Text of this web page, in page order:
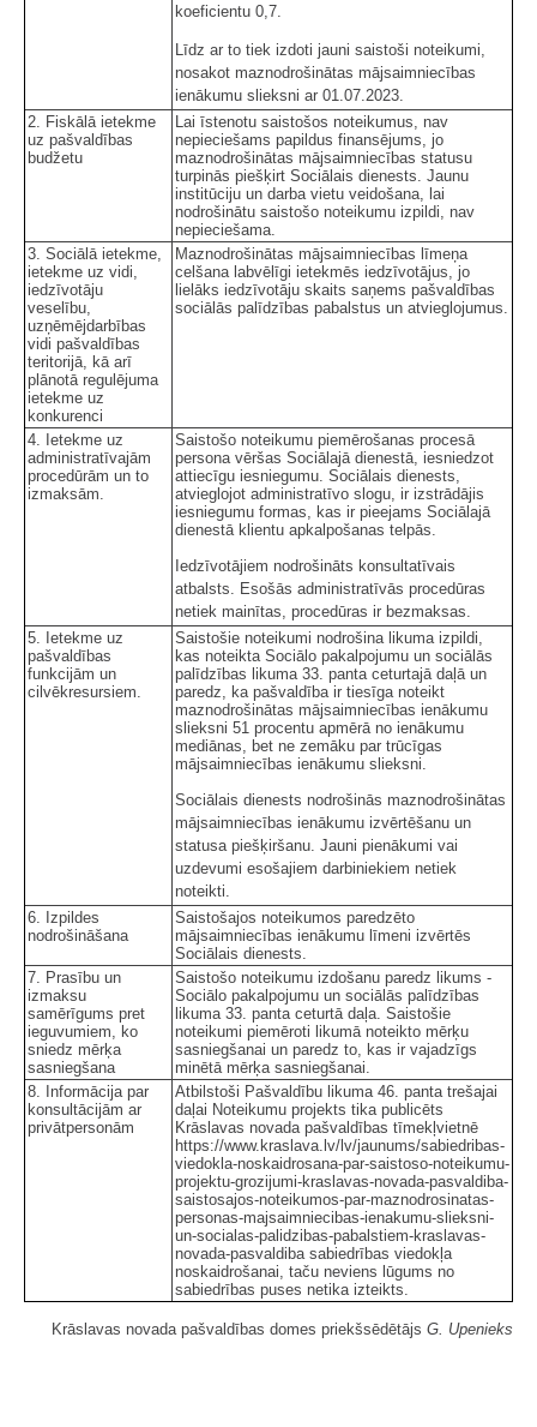
koeficientu 0,7.
Līdz ar to tiek izdoti jauni saistoši noteikumi,
nosakot maznodrošinātas mājsaimniecības
ienākumu slieksni ar 01.07.2023.
2. Fiskālā ietekme
uz pašvaldības
budžetu
Lai īstenotu saistošos noteikumus, nav
nepieciešams papildus finansējums, jo
maznodrošinātas mājsaimniecības statusu
turpinās piešķirt Sociālais dienests. Jaunu
institūciju un darba vietu veidošana, lai
nodrošinātu saistošo noteikumu izpildi, nav
nepieciešama.
3. Sociālā ietekme,
ietekme uz vidi,
iedzīvotāju
veselību,
uzņēmējdarbības
vidi pašvaldības
teritorijā, kā arī
plānotā regulējuma
ietekme uz
konkurenci
Maznodrošinātas mājsaimniecības līmeņa
celšana labvēlīgi ietekmēs iedzīvotājus, jo
lielāks iedzīvotāju skaits saņems pašvaldības
sociālās palīdzības pabalstus un atvieglojumus.
4. Ietekme uz
administratīvajām
procedūrām un to
izmaksām.
Saistošo noteikumu piemērošanas procesā
persona vēršas Sociālajā dienestā, iesniedzot
attiecīgu iesniegumu. Sociālais dienests,
atvieglojot administratīvo slogu, ir izstrādājis
iesniegumu formas, kas ir pieejams Sociālajā
dienestā klientu apkalpošanas telpās.
Iedzīvotājiem nodrošināts konsultatīvais
atbalsts. Esošās administratīvās procedūras
netiek mainītas, procedūras ir bezmaksas.
5. Ietekme uz
pašvaldības
funkcijām un
cilvēkresursiem.
Saistošie noteikumi nodrošina likuma izpildi,
kas noteikta Sociālo pakalpojumu un sociālās
palīdzības likuma 33. panta ceturtajā daļā un
paredz, ka pašvaldība ir tiesīga noteikt
maznodrošinātas mājsaimniecības ienākumu
slieksni 51 procentu apmērā no ienākumu
mediānas, bet ne zemāku par trūcīgas
mājsaimniecības ienākumu slieksni.
Sociālais dienests nodrošinās maznodrošinātas
mājsaimniecības ienākumu izvērtēšanu un
statusa piešķiršanu. Jauni pienākumi vai
uzdevumi esošajiem darbiniekiem netiek
noteikti.
6. Izpildes
nodrošināšana
Saistošajos noteikumos paredzēto
mājsaimniecības ienākumu līmeni izvērtēs
Sociālais dienests.
7. Prasību un
izmaksu
samērīgums pret
ieguvumiem, ko
sniedz mērķa
sasniegšana
Saistošo noteikumu izdošanu paredz likums -
Sociālo pakalpojumu un sociālās palīdzības
likuma 33. panta ceturtā daļa. Saistošie
noteikumi piemēroti likumā noteikto mērķu
sasniegšanai un paredz to, kas ir vajadzīgs
minētā mērķa sasniegšanai.
8. Informācija par
konsultācijām ar
privātpersonām
Atbilstoši Pašvaldību likuma 46. panta trešajai
daļai Noteikumu projekts tika publicēts
Krāslavas novada pašvaldības tīmekļvietnē
https://www.kraslava.lv/lv/jaunums/sabiedribas-
viedokla-noskaidrosana-par-saistoso-noteikumu-
projektu-grozijumi-kraslavas-novada-pasvaldiba-
saistosajos-noteikumos-par-maznodrosinatas-
personas-majsaimniecibas-ienakumu-slieksni-
un-socialas-palidzibas-pabalstiem-kraslavas-
novada-pasvaldiba sabiedrības viedokļa
noskaidrošanai, taču neviens lūgums no
sabiedrības puses netika izteikts.
Krāslavas novada pašvaldības domes priekšsēdētājs G. Upenieks